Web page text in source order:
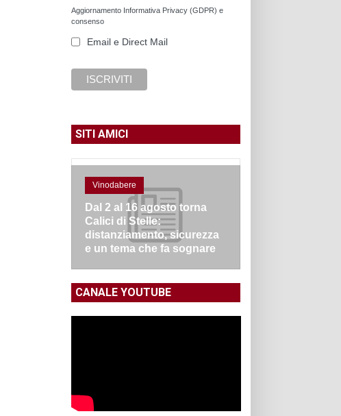
Aggiornamento Informativa Privacy (GDPR) e
consenso
Email e Direct Mail
SITI AMICI
Vinodabere
Dal 2 al 16 agosto torna
Calici di Stelle:
distanziamento, sicurezza
e un tema che fa sognare
CANALE YOUTUBE